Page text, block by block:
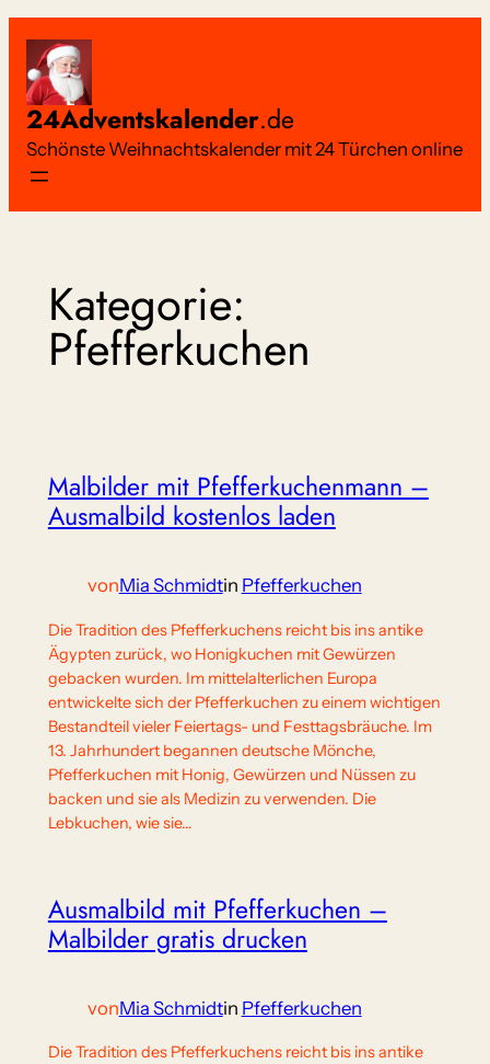
Inhalt
springen
24Adventskalender.de
Schönste Weihnachtskalender mit 24 Türchen online
Kategorie:
Pfefferkuchen
Malbilder mit Pfefferkuchenmann –
Ausmalbild kostenlos laden
vonMia Schmidtin Pfefferkuchen
Die Tradition des Pfefferkuchens reicht bis ins antike
Ägypten zurück, wo Honigkuchen mit Gewürzen
gebacken wurden. Im mittelalterlichen Europa
entwickelte sich der Pfefferkuchen zu einem wichtigen
Bestandteil vieler Feiertags- und Festtagsbräuche. Im
13. Jahrhundert begannen deutsche Mönche,
Pfefferkuchen mit Honig, Gewürzen und Nüssen zu
backen und sie als Medizin zu verwenden. Die
Lebkuchen, wie sie…
Ausmalbild mit Pfefferkuchen –
Malbilder gratis drucken
vonMia Schmidtin Pfefferkuchen
Die Tradition des Pfefferkuchens reicht bis ins antike